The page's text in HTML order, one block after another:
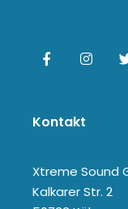
Kontakt
Xtreme Sound
Kalkarer Str. 2